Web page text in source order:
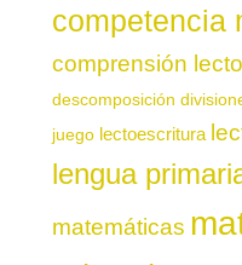
competencia
comprensión
descomposición
juego lectoescritura
lengua
matemáticas